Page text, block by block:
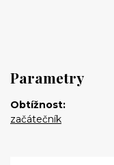
Parametry
Obtížnost
začátečník